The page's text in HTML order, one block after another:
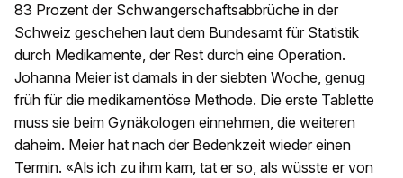
83 Prozent der Schwangerschaftsabbrüche in der
Schweiz geschehen laut dem Bundesamt für Statistik
durch Medikamente, der Rest durch eine Operation.
Johanna Meier ist damals in der siebten Woche, genug
früh für die medikamentöse Methode. Die erste Tablette
muss sie beim Gynäkologen einnehmen, die weiteren
daheim. Meier hat nach der Bedenkzeit wieder einen
Termin. «Als ich zu ihm kam, tat er so, als wüsste er von